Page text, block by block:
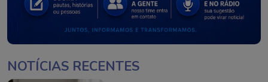
NOTÍCIAS RECENTES